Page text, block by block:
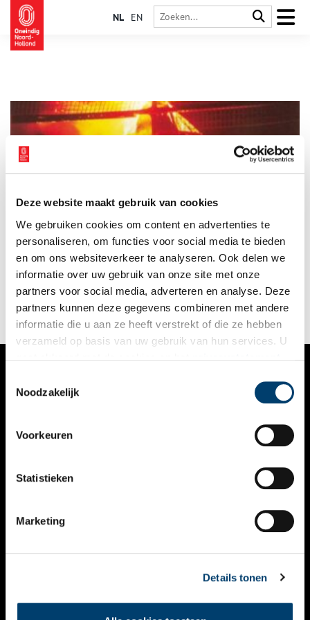
Deze website maakt gebruik van cookies
We gebruiken cookies om content en advertenties te
personaliseren, om functies voor social media te bieden
en om ons websiteverkeer te analyseren. Ook delen we
informatie over uw gebruik van onze site met onze
partners voor social media, adverteren en analyse. Deze
partners kunnen deze gegevens combineren met andere
informatie die u aan ze heeft verstrekt of die ze hebben
verzameld op basis van uw gebruik van hun services. U
Noodzakelijk
Voorkeuren
Statistieken
Marketing
Details tonen
NL EN
23 september 1983. Terwijl de bewoners van bovenmolen G
zich opmaken voor een rustige vrijdagavond, ontwikkelt zich
elders in de molen een binnenbrand. Het verslag van een
indrukwekkende gebeurtenis.
VERHALEN
KALENDER
THEMA’S
VIDEO’S
CONTACT